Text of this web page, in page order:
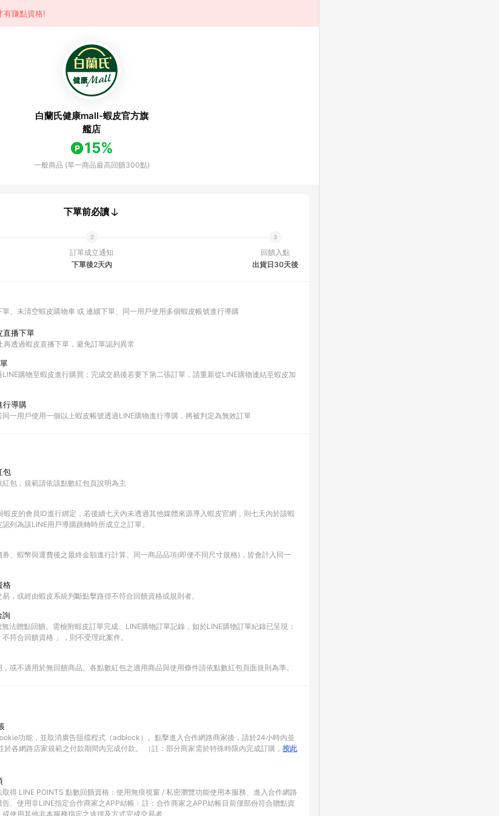
有賺點資格!
白蘭氏健康mall-蝦皮官方旗
艦店
15%
一般商品 (單一商品最高回饋300點)
下單前必讀
訂單成立通知
下單後2天內
回饋入點
出貨日30天後
單 未清空蝦皮購物車 或 連續下單 同一用戶使用多個蝦皮帳號進行導購
直播下單
透過蝦皮直播下單，避免訂單認列異常
購物至蝦皮進行購買；完成交易後若要下第二張訂單，請重新從LINE購物連結至蝦皮加
行導購
一用戶使用一個以上蝦皮帳號透過LINE購物進行導購，將被判定為無效訂單
包
包，規範請依該點數紅包頁說明為主
皮的會員ID進行綁定，若後續七天內未透過其他媒體來源導入蝦皮官網，則七天內於該蝦
列為該LINE用戶導購跳轉時所成立之訂單。
、蝦幣與運費後之最終金額進行計算。同一商品品項(即便不同尺寸規格)，皆會計入同一
格
，或經由蝦皮系統判斷點擊路徑不符合回饋資格或規則者。
詢
法贈點回饋。需檢附蝦皮訂單完成、LINE購物訂單記錄，如於LINE購物訂單紀錄已呈現：
符合回饋資格 」，則不受理此案件。
或不適用於無回饋商品。各點數紅包之適用商品與使用條件請依點數紅包頁面規則為準。
功能，並取消廣告阻擋程式（adblock）。點擊進入合作網路商家後，請於24小時內並
於各網路店家規範之付款期間內完成付款。 （註：部分商家需於特殊時限內完成訂購， 按此
得 LINE POINTS 點數回饋資格：使用無痕視窗 / 私密瀏覽功能使用本服務、進入合作網路
、使用非LINE指定合作商家之APP結帳﹙註：合作商家之APP結帳目前僅部份符合贈點資
或使用其他非本服務指定之途徑及方式完成交易者。